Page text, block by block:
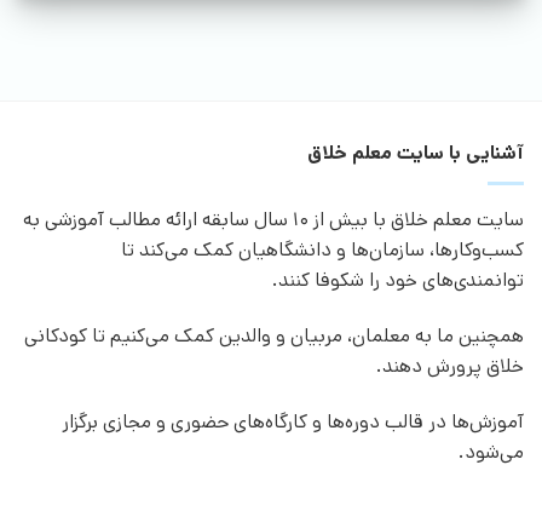
آشنایی با سایت معلم خلاق
سایت معلم خلاق با بیش از 10 سال سابقه ارائه مطالب آموزشی به
کسب‌وکارها، سازمان‌ها و دانشگاهیان کمک می‌کند تا
توانمندی‌های خود را شکوفا کنند.
همچنین ما به معلمان، مربیان و والدین کمک می‌کنیم تا کودکانی
خلاق پرورش دهند.
آموزش‌ها در قالب دوره‌ها و کارگاه‌های حضوری و مجازی برگزار
می‌شود.